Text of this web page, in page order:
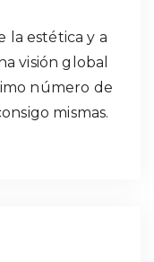
la estética y a
visión global
número de
mismas.